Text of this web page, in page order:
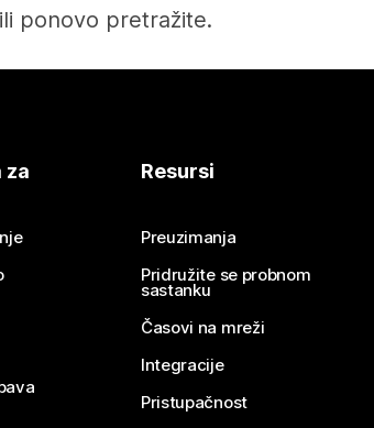
ponovo pretražite.
za Resursi
Preuzimanja
Pridružite se probnom
sastanku
Časovi na mreži
Integracije
Pristupačnost